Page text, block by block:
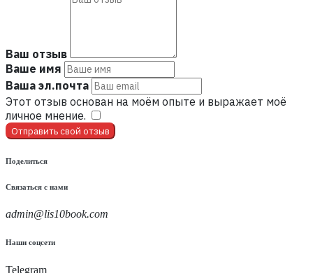
Ваш отзыв
Ваше имя
Ваша эл.почта
Этот отзыв основан на моём опыте и выражает моё
личное мнение.
Отправить свой отзыв
Поделиться
Связаться с нами
admin@lis10book.com
Наши соцсети
Telegram